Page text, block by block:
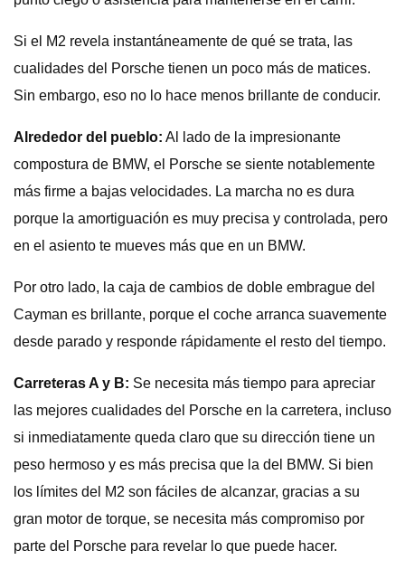
Si el M2 revela instantáneamente de qué se trata, las
cualidades del Porsche tienen un poco más de matices.
Sin embargo, eso no lo hace menos brillante de conducir.
Alrededor del pueblo: Al lado de la impresionante
compostura de BMW, el Porsche se siente notablemente
más firme a bajas velocidades. La marcha no es dura
porque la amortiguación es muy precisa y controlada, pero
en el asiento te mueves más que en un BMW.
Por otro lado, la caja de cambios de doble embrague del
Cayman es brillante, porque el coche arranca suavemente
desde parado y responde rápidamente el resto del tiempo.
Carreteras A y B: Se necesita más tiempo para apreciar
las mejores cualidades del Porsche en la carretera, incluso
si inmediatamente queda claro que su dirección tiene un
peso hermoso y es más precisa que la del BMW. Si bien
los límites del M2 son fáciles de alcanzar, gracias a su
gran motor de torque, se necesita más compromiso por
parte del Porsche para revelar lo que puede hacer.